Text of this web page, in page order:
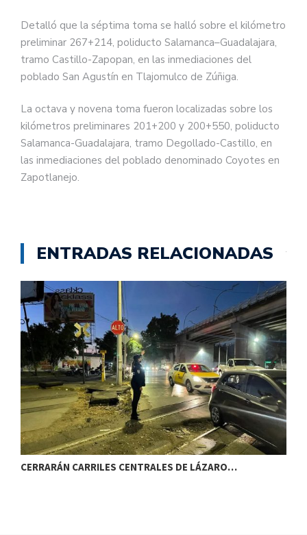
Detalló que la séptima toma se halló sobre el kilómetro
preliminar 267+214, poliducto Salamanca–Guadalajara,
tramo Castillo-Zapopan, en las inmediaciones del
poblado San Agustín en Tlajomulco de Zúñiga.
La octava y novena toma fueron localizadas sobre los
kilómetros preliminares 201+200 y 200+550, poliducto
Salamanca-Guadalajara, tramo Degollado-Castillo, en
las inmediaciones del poblado denominado Coyotes en
Zapotlanejo.
ENTRADAS RELACIONADAS
CERRARÁN CARRILES CENTRALES DE LÁZARO…